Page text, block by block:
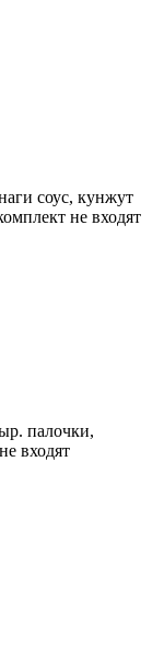
соус, кунжут
не входят
палочки,
входят